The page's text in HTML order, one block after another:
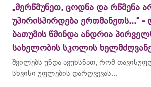
„მერწმუნეთ, ცოდნა და რწმენა
უპირისპირდება ერთმანეთს...“ -
ბათუმის წმინდა ანდრია
სახელობის სკოლის
შვილებს უნდა ავუხსნათ, რომ
სხვისი უფლების დარღვევას...